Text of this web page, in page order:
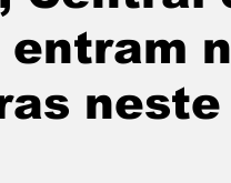
noticias
entram
neste